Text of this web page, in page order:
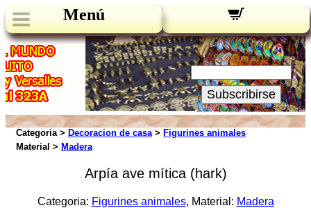
Menú
Novedades:
Su Email:
Subscribirse
Categoria > Decoracion de casa> Figurines animales
Material > Madera
Arpía ave mítica (hark)
Categoria: Figurines animales, Material: Madera